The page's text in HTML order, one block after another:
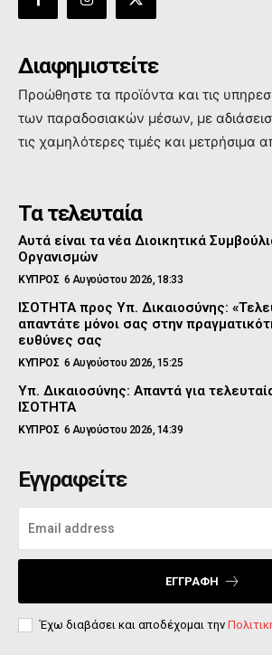
Διαφημιστείτε
Προώθηστε τα προϊόντα και τις
των παραδοσιακών μέσων, με
τις χαμηλότερες τιμές και μετρήσιμα
Τα τελευταία
Αυτά είναι τα νέα Διοικητικά
Οργανισμών
ΚΥΠΡΟΣ 6 Αυγούστου 2026, 18:33
ΙΣΟΤΗΤΑ προς Υπ. Δικαιοσύνης:
απαντάτε μόνοι σας στην
ευθύνες σας
ΚΥΠΡΟΣ 6 Αυγούστου 2026, 15:25
Υπ. Δικαιοσύνης: Απαντά για
ΙΣΟΤΗΤΑ
ΚΥΠΡΟΣ 6 Αυγούστου 2026, 14:39
Εγγραφείτε
ΕΓΓΡΑΦΉ
Έχω διαβάσει και αποδέχομαι την